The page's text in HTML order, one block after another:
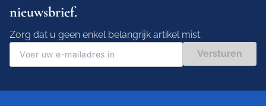
nieuwsbrief.
Zorg dat u geen enkel belangrijk artikel mist.
Versturen